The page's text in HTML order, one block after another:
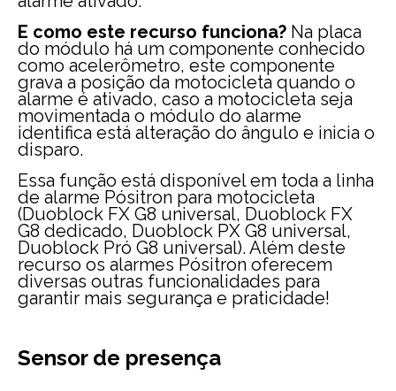
E como este recurso funciona? Na placa
do módulo há um componente conhecido
como acelerômetro, este componente
grava a posição da motocicleta quando o
alarme é ativado, caso a motocicleta seja
movimentada o módulo do alarme
identifica está alteração do ângulo e inicia o
disparo.
Essa função está disponível em toda a linha
de alarme Pósitron para motocicleta
(Duoblock FX G8 universal, Duoblock FX
G8 dedicado, Duoblock PX G8 universal,
Duoblock Pró G8 universal). Além deste
recurso os alarmes Pósitron oferecem
diversas outras funcionalidades para
garantir mais segurança e praticidade!
Sensor de presença